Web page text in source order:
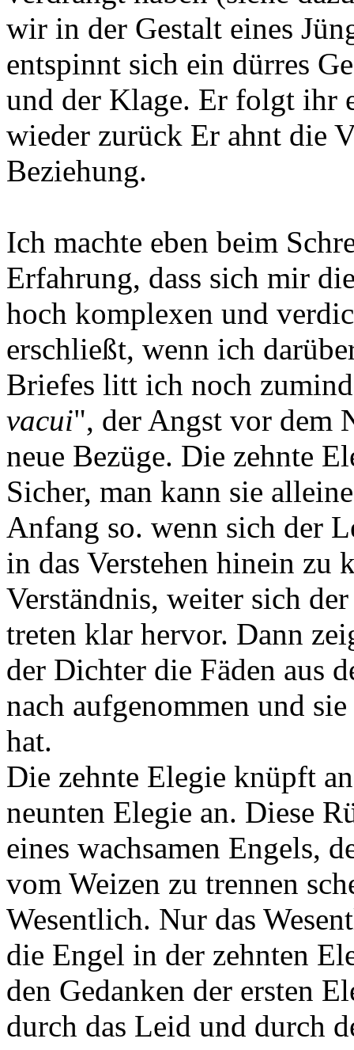
wir in der Gestalt eines
entspinnt sich ein dürres
und der Klage. Er folgt ihr
wieder zurück Er ahnt die
Beziehung.
Ich machte eben beim
Erfahrung, dass sich mir
hoch komplexen und
erschließt, wenn ich
Briefes litt ich noch
vacui", der Angst vor dem
neue Bezüge. Die zehnte
Sicher, man kann sie
Anfang so. wenn sich der
in das Verstehen hinein zu
Verständnis, weiter sich
treten klar hervor. Dann
der Dichter die Fäden aus
nach aufgenommen und
hat.
Die zehnte Elegie knüpft
neunten Elegie an. Diese
eines wachsamen Engels,
vom Weizen zu trennen
Wesentlich. Nur das
die Engel in der zehnten
den Gedanken der ersten
durch das Leid und durch